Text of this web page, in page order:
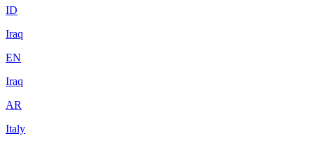
ID
Iraq
EN
Iraq
AR
Italy